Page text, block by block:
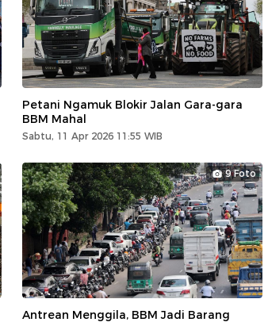
Petani Ngamuk Blokir Jalan Gara-gara
BBM Mahal
Sabtu, 11 Apr 2026 11:55 WIB
9 Foto
Antrean Menggila, BBM Jadi Barang